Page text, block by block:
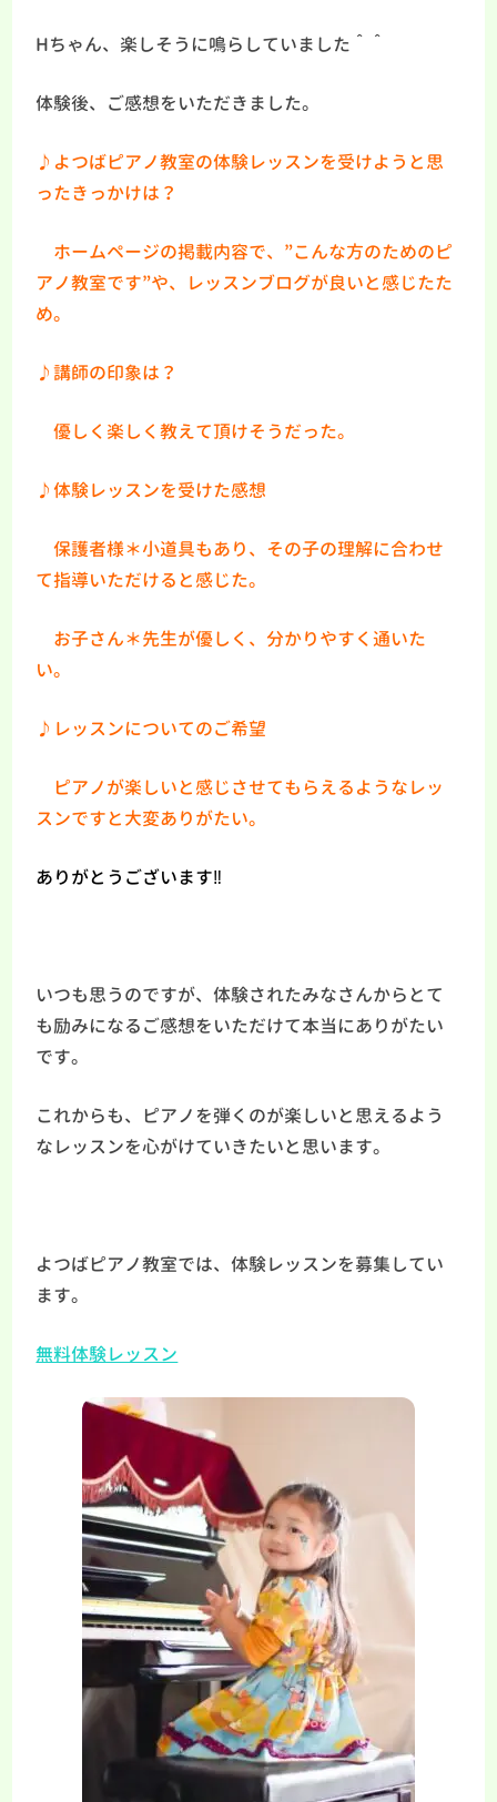
Hちゃん、楽しそうに鳴らしていました＾＾
体験後、ご感想をいただきました。
♪よつばピアノ教室の体験レッスンを受けようと思
ったきっかけは？
ホームページの掲載内容で、”こんな方のためのピ
アノ教室です”や、レッスンブログが良いと感じたた
め。
♪講師の印象は？
優しく楽しく教えて頂けそうだった。
♪体験レッスンを受けた感想
保護者様＊小道具もあり、その子の理解に合わせ
て指導いただけると感じた。
お子さん＊先生が優しく、分かりやすく通いた
い。
♪レッスンについてのご希望
ピアノが楽しいと感じさせてもらえるようなレッ
スンですと大変ありがたい。
ありがとうございます‼
いつも思うのですが、体験されたみなさんからとて
も励みになるご感想をいただけて本当にありがたい
です。
これからも、ピアノを弾くのが楽しいと思えるよう
なレッスンを心がけていきたいと思います。
よつばピアノ教室では、体験レッスンを募集してい
ます。
無料体験レッスン